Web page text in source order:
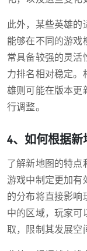
此外，某些英雄
能够在不同的游
常具备较强的灵
力排名相对稳定
雄则可能在版本
行调整。
4、如何根据
了解新地图的特
游戏中制定更加
的分布将直接影
中的区域，玩家
取，限制其发展空